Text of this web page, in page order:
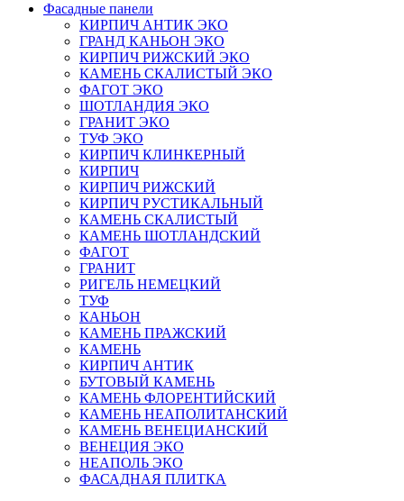
Фасадные панели
КИРПИЧ АНТИК ЭКО
ГРАНД КАНЬОН ЭКО
КИРПИЧ РИЖСКИЙ ЭКО
КАМЕНЬ СКАЛИСТЫЙ ЭКО
ФАГОТ ЭКО
ШОТЛАНДИЯ ЭКО
ГРАНИТ ЭКО
ТУФ ЭКО
КИРПИЧ КЛИНКЕРНЫЙ
КИРПИЧ
КИРПИЧ РИЖСКИЙ
КИРПИЧ РУСТИКАЛЬНЫЙ
КАМЕНЬ СКАЛИСТЫЙ
КАМЕНЬ ШОТЛАНДСКИЙ
ФАГОТ
ГРАНИТ
РИГЕЛЬ НЕМЕЦКИЙ
ТУФ
КАНЬОН
КАМЕНЬ ПРАЖСКИЙ
КАМЕНЬ
КИРПИЧ АНТИК
БУТОВЫЙ КАМЕНЬ
КАМЕНЬ ФЛОРЕНТИЙСКИЙ
КАМЕНЬ НЕАПОЛИТАНСКИЙ
КАМЕНЬ ВЕНЕЦИАНСКИЙ
ВЕНЕЦИЯ ЭКО
НЕАПОЛЬ ЭКО
ФАСАДНАЯ ПЛИТКА